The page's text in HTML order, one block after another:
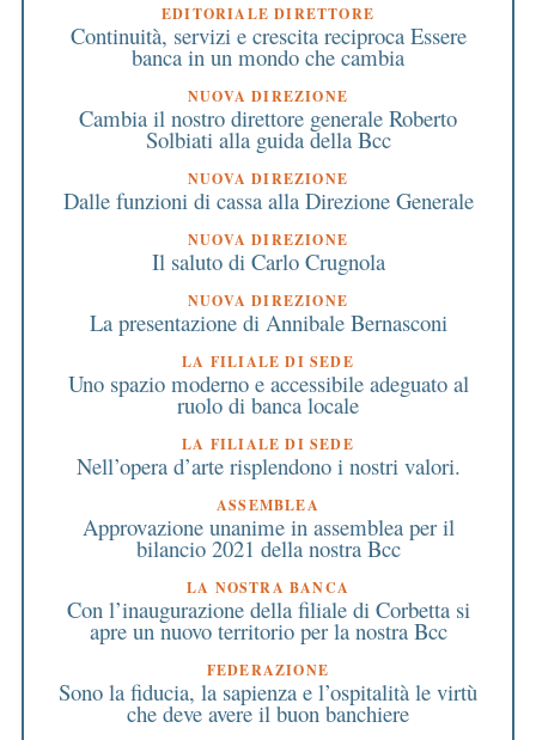
EDITORIALE DIRETTORE
Continuità, servizi e crescita reciproca Essere
banca in un mondo che cambia
NUOVA DIREZIONE
Cambia il nostro direttore generale Roberto
Solbiati alla guida della Bcc
NUOVA DIREZIONE
Dalle funzioni di cassa alla Direzione Generale
NUOVA DIREZIONE
Il saluto di Carlo Crugnola
NUOVA DIREZIONE
La presentazione di Annibale Bernasconi
LA FILIALE DI SEDE
Uno spazio moderno e accessibile adeguato al
ruolo di banca locale
LA FILIALE DI SEDE
Nell’opera d’arte risplendono i nostri valori.
ASSEMBLEA
Approvazione unanime in assemblea per il
bilancio 2021 della nostra Bcc
LA NOSTRA BANCA
Con l’inaugurazione della filiale di Corbetta si
apre un nuovo territorio per la nostra Bcc
FEDERAZIONE
Sono la fiducia, la sapienza e l’ospitalità le virtù
che deve avere il buon banchiere